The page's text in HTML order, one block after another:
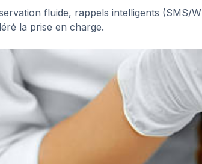
fluide, rappels intelligents
la prise en charge.